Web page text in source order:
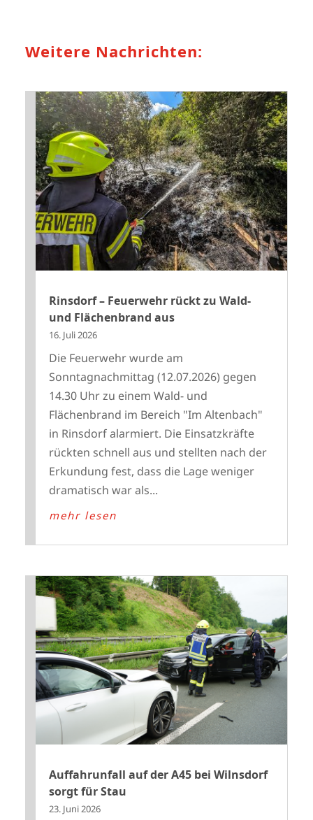
Weitere Nachrichten:
Rinsdorf – Feuerwehr rückt zu Wald-
und Flächenbrand aus
16. Juli 2026
Die Feuerwehr wurde am
Sonntagnachmittag (12.07.2026) gegen
14.30 Uhr zu einem Wald- und
Flächenbrand im Bereich "Im Altenbach"
in Rinsdorf alarmiert. Die Einsatzkräfte
rückten schnell aus und stellten nach der
Erkundung fest, dass die Lage weniger
dramatisch war als...
mehr lesen
Auffahrunfall auf der A45 bei Wilnsdorf
sorgt für Stau
23. Juni 2026